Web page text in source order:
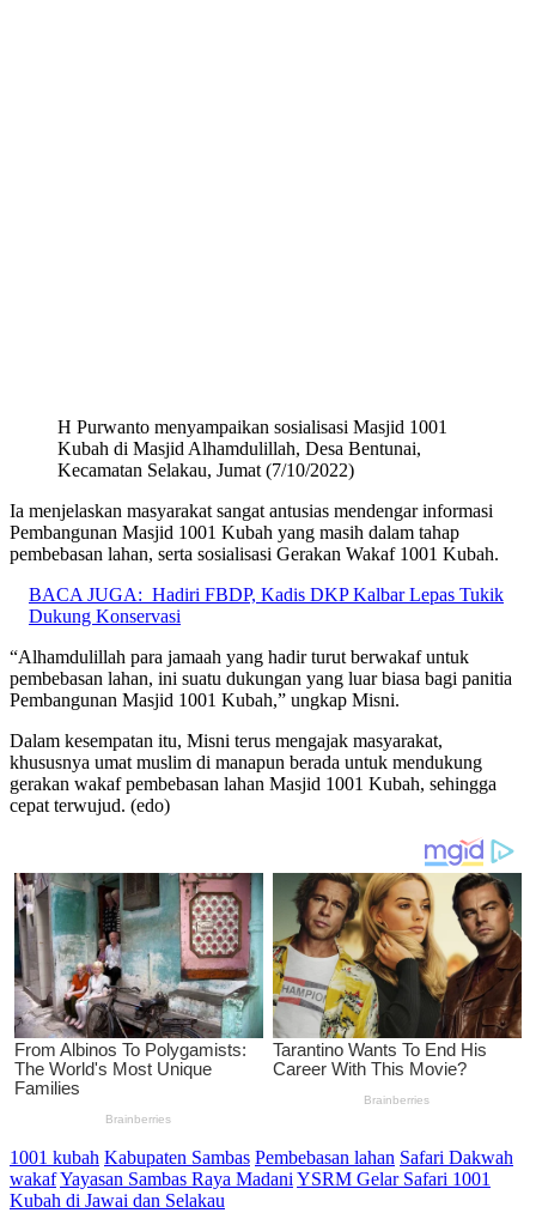
H Purwanto menyampaikan sosialisasi Masjid 1001
Kubah di Masjid Alhamdulillah, Desa Bentunai,
Kecamatan Selakau, Jumat (7/10/2022)
Ia menjelaskan masyarakat sangat antusias mendengar informasi
Pembangunan Masjid 1001 Kubah yang masih dalam tahap
pembebasan lahan, serta sosialisasi Gerakan Wakaf 1001 Kubah.
BACA JUGA: Hadiri FBDP, Kadis DKP Kalbar Lepas Tukik
Dukung Konservasi
“Alhamdulillah para jamaah yang hadir turut berwakaf untuk
pembebasan lahan, ini suatu dukungan yang luar biasa bagi panitia
Pembangunan Masjid 1001 Kubah,” ungkap Misni.
Dalam kesempatan itu, Misni terus mengajak masyarakat,
khususnya umat muslim di manapun berada untuk mendukung
gerakan wakaf pembebasan lahan Masjid 1001 Kubah, sehingga
cepat terwujud. (edo)
1001 kubah Kabupaten Sambas Pembebasan lahan Safari Dakwah
wakafYayasan Sambas Raya Madani YSRM Gelar Safari 1001
Kubah di Jawai dan Selakau